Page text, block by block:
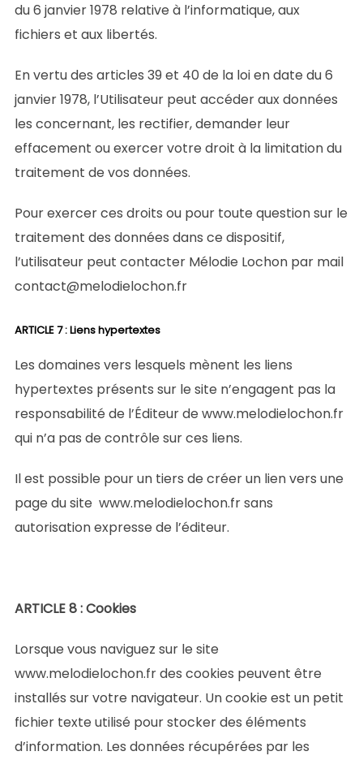
du 6 janvier 1978 relative à l’informatique, aux
fichiers et aux libertés.
En vertu des articles 39 et 40 de la loi en date du 6
janvier 1978, l’Utilisateur peut accéder aux données
les concernant, les rectifier, demander leur
effacement ou exercer votre droit à la limitation du
traitement de vos données.
Pour exercer ces droits ou pour toute question sur le
traitement des données dans ce dispositif,
l’utilisateur peut contacter Mélodie Lochon par mail
contact@melodielochon.fr
ARTICLE 7 : Liens hypertextes
Les domaines vers lesquels mènent les liens
hypertextes présents sur le site n’engagent pas la
responsabilité de l’Éditeur de www.melodielochon.fr
qui n’a pas de contrôle sur ces liens.
Il est possible pour un tiers de créer un lien vers une
page du site www.melodielochon.fr sans
autorisation expresse de l’éditeur.
ARTICLE 8 : Cookies
Lorsque vous naviguez sur le site
www.melodielochon.fr des cookies peuvent être
installés sur votre navigateur. Un cookie est un petit
fichier texte utilisé pour stocker des éléments
d’information. Les données récupérées par les